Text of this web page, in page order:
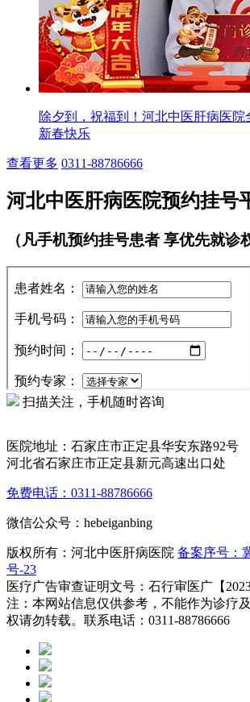
除夕到，祝福到！河北中医肝病医院
新春快乐
查看更多 0311-88786666
河北中医肝病医院预约挂号
（凡手机预约挂号患者 享优先就诊
扫描关注，手机随时咨询
医院地址：石家庄市正定县华安东路92号
河北省石家庄市正定县新元高速出口处
免费电话：0311-88786666
微信公众号：hebeiganbing
版权所有：河北中医肝病医院 备案序号：
号-23
医疗广告审查证明文号：石行审医广【
注：本网站信息仅供参考，不能作为诊疗
权请勿转载。联系电话：0311-88786666